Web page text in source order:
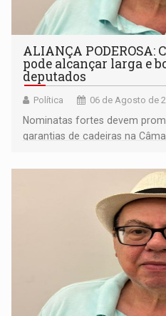
ALIANÇA
pode alcançar larga e
deputados
Política 06 de Agosto de
Nominatas fortes devem
garantias de cadeiras na